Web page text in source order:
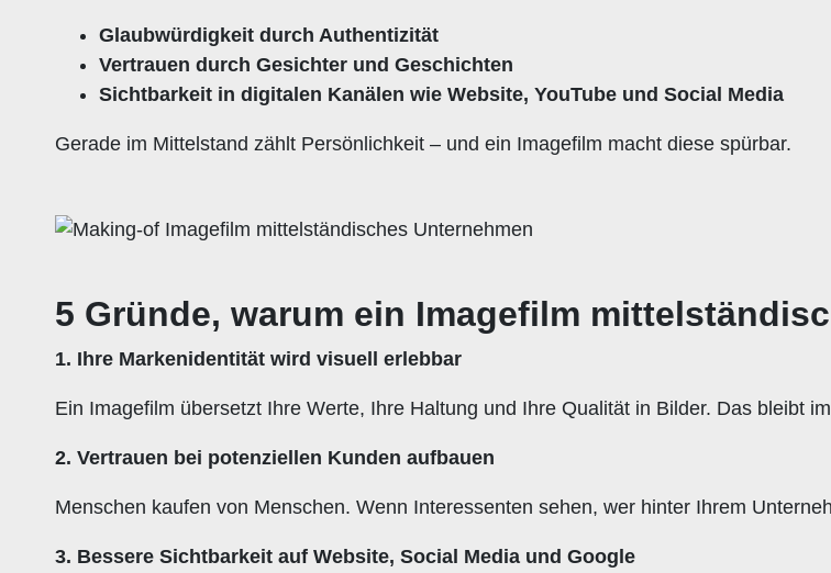
Glaubwürdigkeit durch Authentizität
Vertrauen durch Gesichter und Geschichten
Sichtbarkeit in digitalen Kanälen wie Website, YouTube und Social Media
Gerade im Mittelstand zählt Persönlichkeit – und ein Imagefilm macht diese spürbar.
5 Gründe, warum ein Imagefilm
1. Ihre Markenidentität wird visuell erlebbar
Ein Imagefilm übersetzt Ihre Werte, Ihre Haltung und Ihre Qualität in Bilder. Das bleibt
2. Vertrauen bei potenziellen Kunden aufbauen
Menschen kaufen von Menschen. Wenn Interessenten sehen, wer hinter Ihrem
3. Bessere Sichtbarkeit auf Website, Social Media und Google